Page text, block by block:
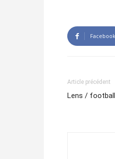
Facebook
Article précédent
Lens / football